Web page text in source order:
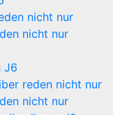
nicht nur
nicht nur
J6
reden nicht nur
nicht nur